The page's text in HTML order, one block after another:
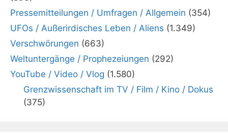
Pressemitteilungen / Umfragen / Allgemein (354)
UFOs / Außerirdisches Leben / Aliens (1.349)
Verschwörungen (663)
Weltuntergänge / Prophezeiungen (292)
YouTube / Video / Vlog (1.580)
Grenzwissenschaft im TV / Film / Kino / Dokus
(375)